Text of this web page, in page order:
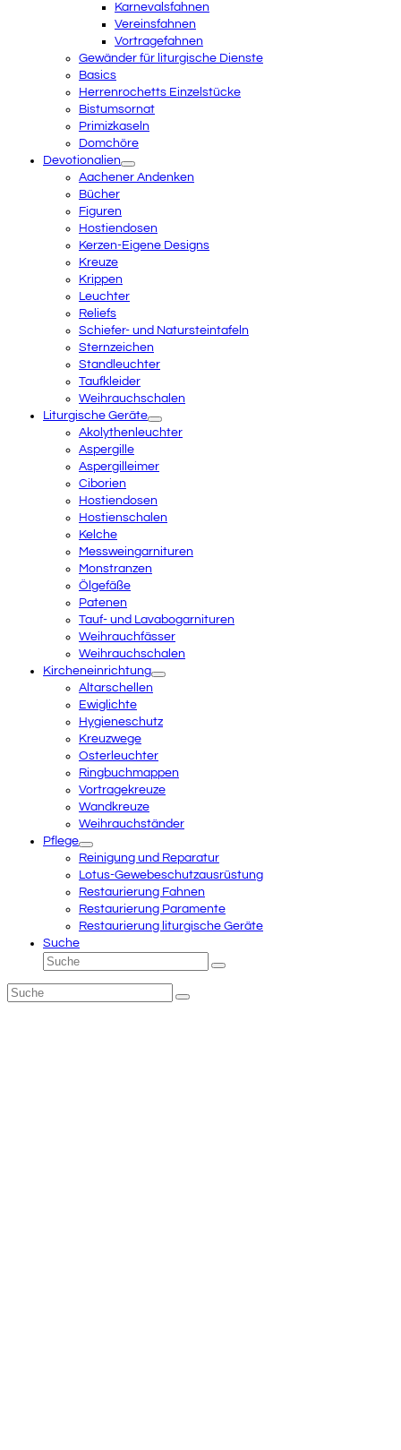
Karnevalsfahnen
Vereinsfahnen
Vortragefahnen
Gewänder für liturgische Dienste
Basics
Herrenrochetts Einzelstücke
Bistumsornat
Primizkaseln
Domchöre
Devotionalien
Aachener Andenken
Bücher
Figuren
Hostiendosen
Kerzen-Eigene Designs
Kreuze
Krippen
Leuchter
Reliefs
Schiefer- und Natursteintafeln
Sternzeichen
Standleuchter
Taufkleider
Weihrauchschalen
Liturgische Geräte
Akolythenleuchter
Aspergille
Aspergilleimer
Ciborien
Hostiendosen
Hostienschalen
Kelche
Messweingarnituren
Monstranzen
Ölgefäße
Patenen
Tauf- und Lavabogarnituren
Weihrauchfässer
Weihrauchschalen
Kircheneinrichtung
Altarschellen
Ewiglichte
Hygieneschutz
Kreuzwege
Osterleuchter
Ringbuchmappen
Vortragekreuze
Wandkreuze
Weihrauchständer
Pflege
Reinigung und Reparatur
Lotus-Gewebeschutzausrüstung
Restaurierung Fahnen
Restaurierung Paramente
Restaurierung liturgische Geräte
Suche
Suche
Senden
Suche
Senden